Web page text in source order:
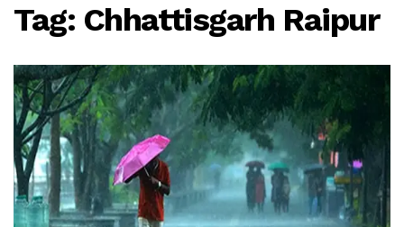
Tag: Chhattisgarh Raipur